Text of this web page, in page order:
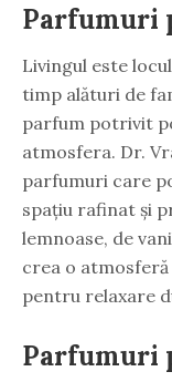
Parfumuri
Livingul este
timp alături de
parfum potrivit
atmosfera. Dr.
parfumuri care
spațiu rafinat și
lemnoase, de
crea o
pentru relaxare
Parfumuri